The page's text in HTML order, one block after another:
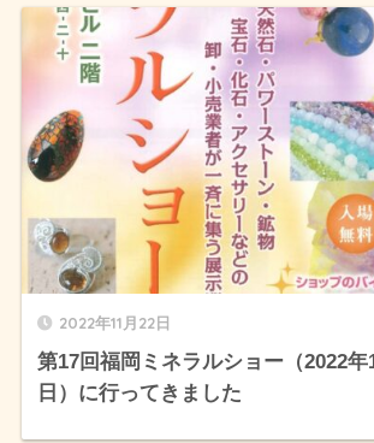
2022年11月22日
第17回福岡ミネラルショー（2022年
日）に行ってきました